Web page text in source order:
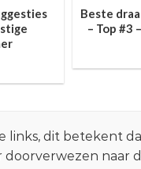
Beste
– Top #3
dit betekent
naar